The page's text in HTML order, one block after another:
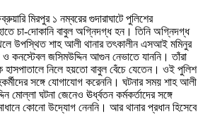
মিরপুর ১ নম্বরের গুদারাঘাটে পুলিশের
চা-দোকানি বাবুল অগ্নিদগ্ধ হন। তিনি অগ্নিদগ্ধ
উপস্থিত শাহ আলী থানার তৎকালীন এসআই মমিনুর
কনস্টেবল জসিমউদ্দিন আগুন নেভাতে যাননি। তাঁরা
হাসপাতালে নিলে হয়তো বাবুল বেঁচে যেতেন। ওই পুলিশ
সঙ্গে যোগাযোগ করেননি। ঘটনার সময় শাহ আলী
মোল্লা ঘটনা জেনেও ঊর্ধ্বতন কর্মকর্তাদের সঙ্গে
কোনো উদ্যোগ নেননি। আর থানার প্রধান হিসেবে